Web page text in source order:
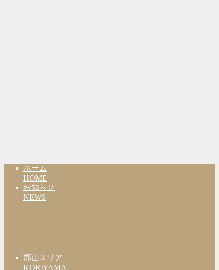
ホーム
HOME
お知らせ
NEWS
郡山エリア
KORIYAMA